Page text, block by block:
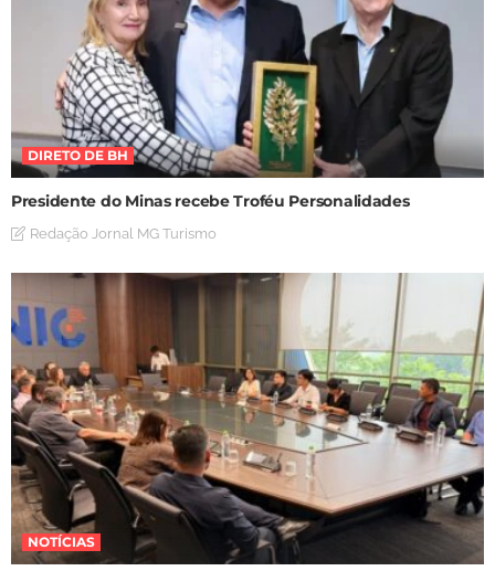
DIRETO DE BH
Presidente do Minas recebe Troféu Personalidades
Redação Jornal MG Turismo
NOTÍCIAS